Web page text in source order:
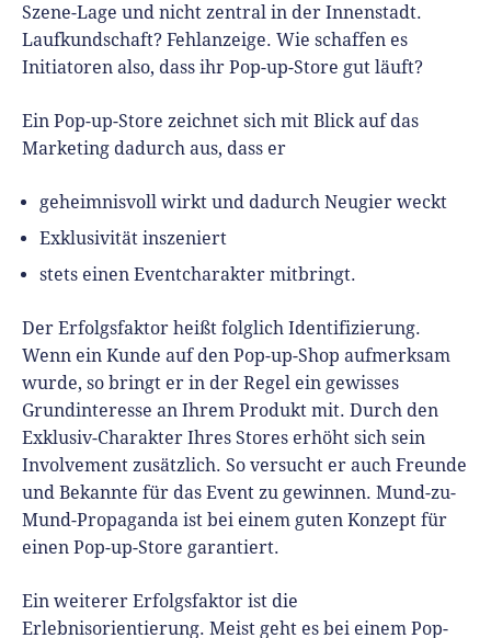
Szene-Lage und nicht zentral in der Innenstadt.
Laufkundschaft? Fehlanzeige. Wie schaffen es
Initiatoren also, dass ihr Pop-up-Store gut läuft?
Ein Pop-up-Store zeichnet sich mit Blick auf das
Marketing dadurch aus, dass er
geheimnisvoll wirkt und dadurch Neugier weckt
Exklusivität inszeniert
stets einen Eventcharakter mitbringt.
Der Erfolgsfaktor heißt folglich Identifizierung.
Wenn ein Kunde auf den Pop-up-Shop aufmerksam
wurde, so bringt er in der Regel ein gewisses
Grundinteresse an Ihrem Produkt mit. Durch den
Exklusiv-Charakter Ihres Stores erhöht sich sein
Involvement zusätzlich. So versucht er auch Freunde
und Bekannte für das Event zu gewinnen. Mund-zu-
Mund-Propaganda ist bei einem guten Konzept für
einen Pop-up-Store garantiert.
Ein weiterer Erfolgsfaktor ist die
Erlebnisorientierung. Meist geht es bei einem Pop-